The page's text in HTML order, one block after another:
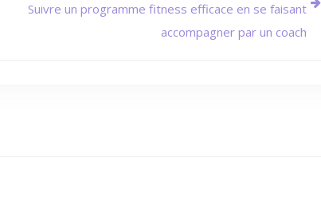
Suivre un programme fitness efficace en se faisant
accompagner par un coach